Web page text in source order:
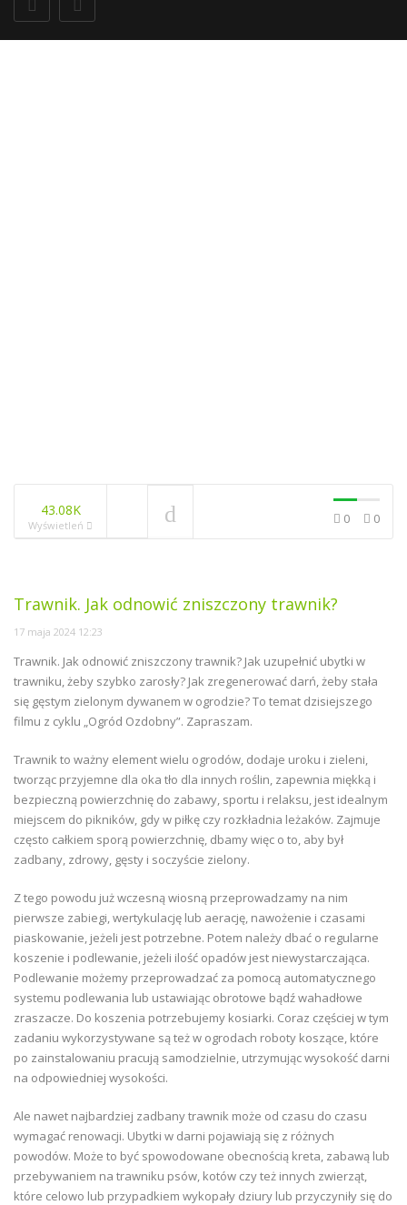
43.08K
Wyświetleń 0 0
Trawnik. Jak odnowić zniszczony trawnik?
17 maja 2024 12:23
Trawnik. Jak odnowić zniszczony trawnik? Jak uzupełnić ubytki w
trawniku, żeby szybko zarosły? Jak zregenerować darń, żeby stała
się gęstym zielonym dywanem w ogrodzie? To temat dzisiejszego
filmu z cyklu „Ogród Ozdobny”. Zapraszam.
Trawnik to ważny element wielu ogrodów, dodaje uroku i zieleni,
tworząc przyjemne dla oka tło dla innych roślin, zapewnia miękką i
bezpieczną powierzchnię do zabawy, sportu i relaksu, jest idealnym
miejscem do pikników, gdy w piłkę czy rozkładnia leżaków. Zajmuje
często całkiem sporą powierzchnię, dbamy więc o to, aby był
zadbany, zdrowy, gęsty i soczyście zielony.
Z tego powodu już wczesną wiosną przeprowadzamy na nim
pierwsze zabiegi, wertykulację lub aerację, nawożenie i czasami
piaskowanie, jeżeli jest potrzebne. Potem należy dbać o regularne
koszenie i podlewanie, jeżeli ilość opadów jest niewystarczająca.
Podlewanie możemy przeprowadzać za pomocą automatycznego
systemu podlewania lub ustawiając obrotowe bądź wahadłowe
zraszacze. Do koszenia potrzebujemy kosiarki. Coraz częściej w tym
zadaniu wykorzystywane są też w ogrodach roboty koszące, które
po zainstalowaniu pracują samodzielnie, utrzymując wysokość darni
na odpowiedniej wysokości.
Ale nawet najbardziej zadbany trawnik może od czasu do czasu
wymagać renowacji. Ubytki w darni pojawiają się z różnych
powodów. Może to być spowodowane obecnością kreta, zabawą lub
przebywaniem na trawniku psów, kotów czy też innych zwierząt,
które celowo lub przypadkiem wykopały dziury lub przyczyniły się do